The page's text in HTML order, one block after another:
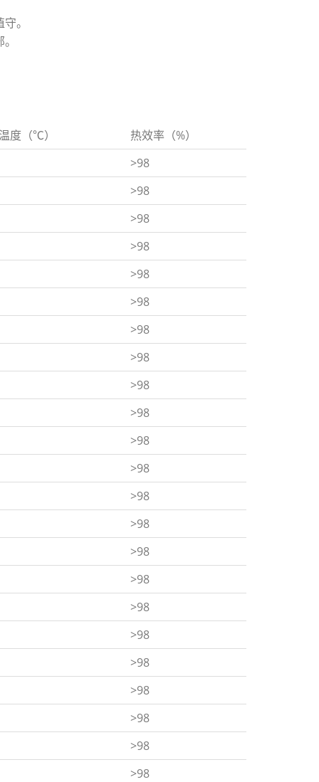
。
度（℃）
热效率（%）
>98
>98
>98
>98
>98
>98
>98
>98
>98
>98
>98
>98
>98
>98
>98
>98
>98
>98
>98
>98
>98
>98
>98